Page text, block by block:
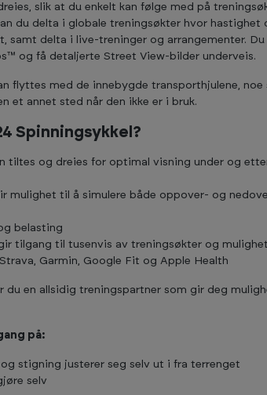
slik at du enkelt kan følge med på
du delta i globale treningsøkter hvor hastighet
delta i live-treninger og arrangementer. Du
og få detaljerte Street View-bilder underveis.
flyttes med de innebygde transporthjulene, noe
et annet sted når den ikke er i bruk.
Spinningsykkel?
tiltes og dreies for optimal visning under og
mulighet til å simulere både oppover- og
belasting
gir tilgang til tusenvis av treningsøkter og
Garmin, Google Fit og Apple Health
du en allsidig treningspartner som gir deg
på:
stigning justerer seg selv ut i fra terrenget
selv